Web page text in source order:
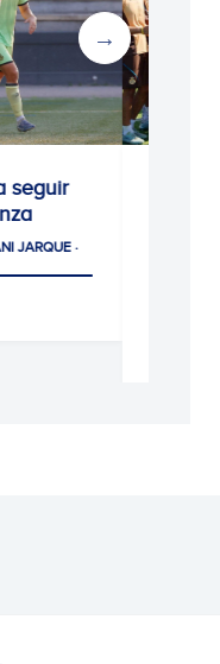
La Escola RCDE
antes de las
CIUDAD DEPORTIVA DANI